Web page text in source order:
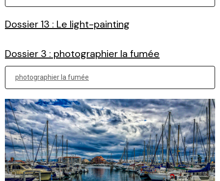
Dossier 13 : Le light-painting
Dossier 3 : photographier la fumée
photographier la fumée